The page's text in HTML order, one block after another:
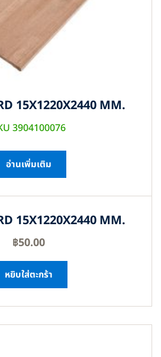
15X1220X2440 MM.
3904100076
อ่านเพิ่มเติม
15X1220X2440 MM.
฿50.00
หยิบใส่ตะกร้า